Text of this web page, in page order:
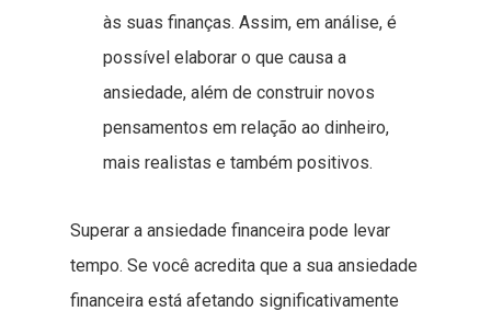
às suas finanças. Assim, em análise, é
possível elaborar o que causa a
ansiedade, além de construir novos
pensamentos em relação ao dinheiro,
mais realistas e também positivos.
Superar a ansiedade financeira pode levar
tempo. Se você acredita que a sua ansiedade
financeira está afetando significativamente